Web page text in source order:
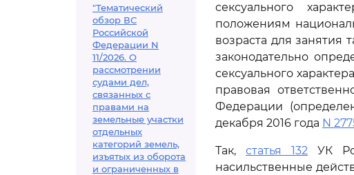
"Тематический
обзор ВС
Российской
Федерации N
11/2026. О
рассмотрении
судами дел,
связанных с
правами на
земельные участки
отдельных
категорий земель,
изъятых из оборота
и ограниченных в
сексуального
положениям
возраста для занятия
законодательно
сексуального
правовая
Федерации
декабря 2016 года N
Так, статья 132 УК
насильственные